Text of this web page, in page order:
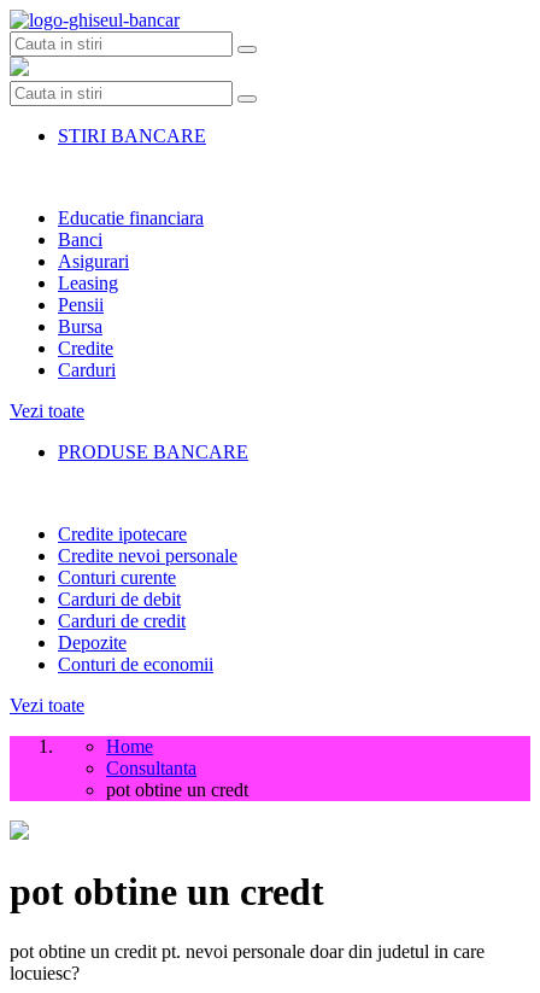
Skip
to
content
STIRI BANCARE
Educatie financiara
Banci
Asigurari
Leasing
Pensii
Bursa
Credite
Carduri
Vezi toate
PRODUSE BANCARE
Credite ipotecare
Credite nevoi personale
Conturi curente
Carduri de debit
Carduri de credit
Depozite
Conturi de economii
Vezi toate
Home
Consultanta
pot obtine un credt
pot obtine un credt
pot obtine un credit pt. nevoi personale doar din judetul in care
locuiesc?